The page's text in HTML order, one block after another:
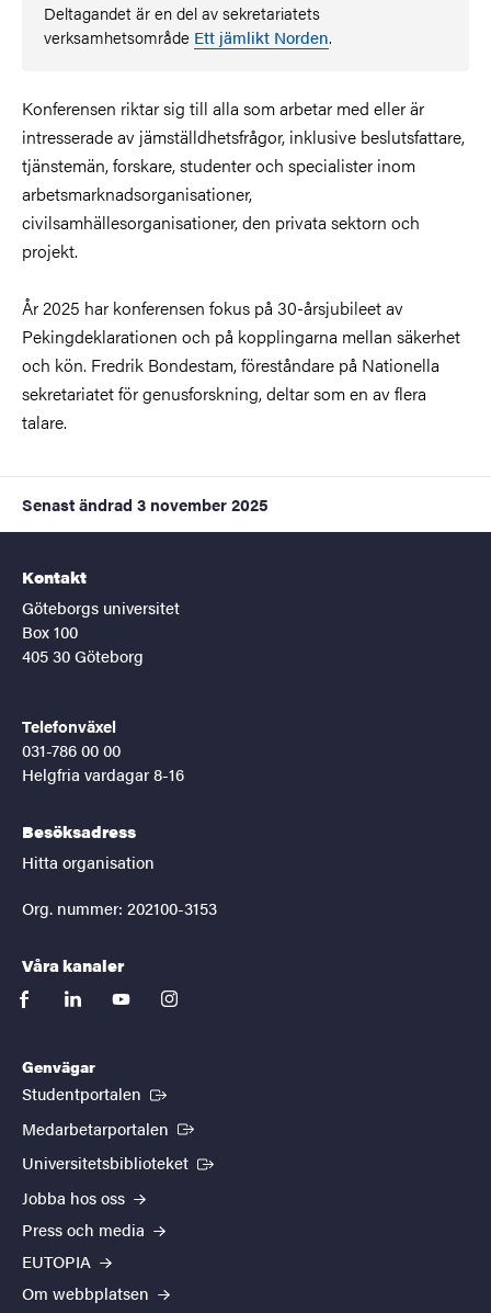
Deltagandet är en del av sekretariatets
verksamhetsområde Ett jämlikt Norden.
Konferensen riktar sig till alla som arbetar med eller är
intresserade av jämställdhetsfrågor, inklusive beslutsfattare,
tjänstemän, forskare, studenter och specialister inom
arbetsmarknadsorganisationer,
civilsamhällesorganisationer, den privata sektorn och
projekt.
År 2025 har konferensen fokus på 30-årsjubileet av
Pekingdeklarationen och på kopplingarna mellan säkerhet
och kön. Fredrik Bondestam, föreståndare på Nationella
sekretariatet för genusforskning, deltar som en av flera
talare.
Senast ändrad 3 november 2025
Kontakt
Göteborgs universitet
Box 100
405 30 Göteborg
Telefonväxel
031-786 00 00
Helgfria vardagar 8-16
Besöksadress
Hitta organisation
Org. nummer: 202100-3153
Våra kanaler
facebooklinkedinyoutubeinstagram
Genvägar
Studentportalen (Extern länk)
Medarbetarportalen (Extern länk)
Universitetsbiblioteket (Extern länk)
Jobba hos oss
Press och media
EUTOPIA
Om webbplatsen